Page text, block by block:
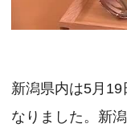
新潟県内は5月
なりました。新